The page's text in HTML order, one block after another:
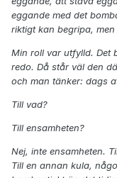
eggande med det
riktigt kan begripa,
Min roll var utfylld. Det
redo. Då står väl den
och man tänker: dags
Till vad?
Till ensamheten?
Nej, inte ensamheten.
Till en annan kula,